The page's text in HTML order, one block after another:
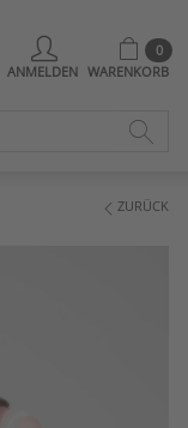
ANMELDEN
0
WARENKORB
ZURÜCK